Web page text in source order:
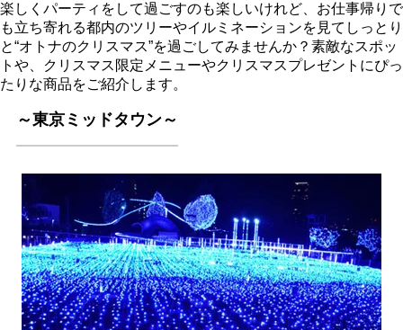
楽しくパーティをして過ごすのも楽しいけれど、お仕事帰りで
も立ち寄れる都内のツリーやイルミネーションを見てしっとり
と“オトナのクリスマス”を過ごしてみませんか？素敵なスポッ
トや、クリスマス限定メニューやクリスマスプレゼントにぴっ
たりな商品をご紹介します。
～東京ミッドタウン～